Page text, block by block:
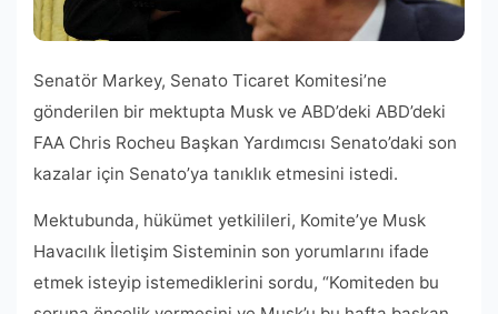
Senatör Markey, Senato Ticaret Komitesi’ne
gönderilen bir mektupta Musk ve ABD’deki ABD’deki
FAA Chris Rocheu Başkan Yardımcısı Senato’daki son
kazalar için Senato’ya tanıklık etmesini istedi.
Mektubunda, hükümet yetkilileri, Komite’ye Musk
Havacılık İletişim Sisteminin son yorumlarını ifade
etmek isteyip istemediklerini sordu, “Komiteden bu